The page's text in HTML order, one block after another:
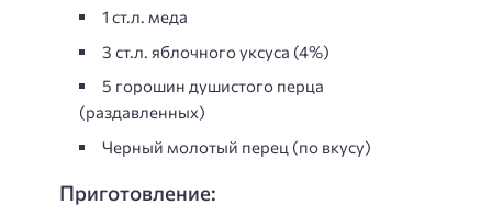
1 ст.л. меда
3 ст.л. яблочного уксуса (4%)
5 горошин душистого перца
(раздавленных)
Черный молотый перец (по вкусу)
Приготовление: